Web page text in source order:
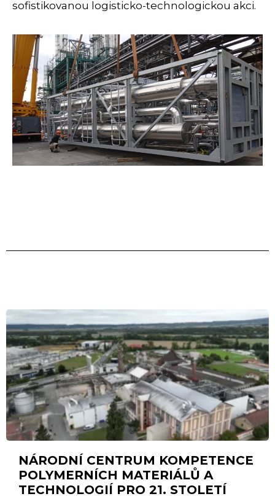
sofistikovanou logisticko-technologickou akci.
NÁRODNÍ CENTRUM KOMPETENCE
POLYMERNÍCH MATERIÁLŮ A
TECHNOLOGIÍ PRO 21. STOLETÍ